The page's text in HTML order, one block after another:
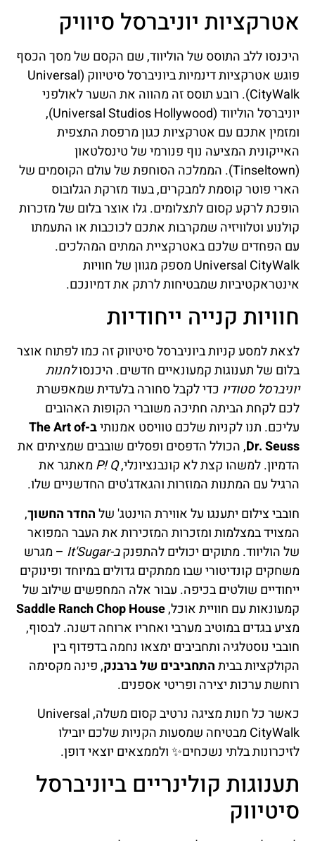
אטרקציות יוניברסל סיוויק
היכנסו ללב התוסס של הוליווד, שם הקסם של מסך הכסף
פוגש אטרקציות דינמיות ביוניברסל סיטיווק (Universal
CityWalk). רובע תוסס זה מהווה את השער לאולפני
יוניברסל הוליווד (Universal Studios Hollywood),
ומזמין אתכם עם אטרקציות כגון מרפסת התצפית
האייקונית המציעה נוף פנורמי של טינסלטאון
(Tinseltown). הממלכה הסוחפת של עולם הקוסמים של
הארי פוטר קוסמת למבקרים, בעוד מזרקת הגלובוס
הופכת לרקע קסום לתצלומים. גלו אוצר בלום של מזכרות
קולנוע וטלוויזיה שמקרבות אתכם לכוכבות או התעמתו
עם הפחדים שלכם באטרקציית המתים המהלכים.
Universal CityWalk מספק מגוון של חוויות
אינטראקטיביות שמבטיחות לרתק את דמיונכם.
חוויות קנייה ייחודיות
לצאת למסע קניות ביוניברסל סיטיווק זה כמו לפתוח אוצר
בלום של תענוגות קמעונאיים חדשים. היכנסולחנות
יוניברסל סטודיו כדי לקבל סחורה בלעדית שמאפשרת
לכם לקחת הביתה חתיכה משוברי הקופות האהובים
עליכם. תנו לקניות שלכם טוויסט אמנותי
ב-The Art of
Dr. Seuss, הכולל הדפסים ופסלים שובבים שמציתים את
הדמיון. למשהו קצת לא קונבנציונלי,P! Q מאתגר את
הרגיל עם המתנות המוזרות והגאדג'טים החדשניים שלו.
חובבי צילום יתענגו על אווירת הוינטג' שלהחדר החשוך,
המצויד במצלמות ומזכרות המזכירות את העבר המפואר
של הוליווד. מתוקים יכולים להתפנקב-It'Sugar
– מגרש
משחקים קונדיטורי שבו ממתקים גדולים במיוחד ופינוקים
ייחודיים שולטים בכיפה. עבור אלה המחפשים שילוב של
קמעונאות עם חוויית אוכל,Saddle Ranch Chop House
מציע בגדים במוטיב מערבי ואחריו ארוחה דשנה. לבסוף,
חובבי נוסטלגיה ותחביבים ימצאו נחמה בדפדוף בין
הקולקציות בביתהתחביבים של ברבנק, פינה מקסימה
רוחשת ערכות יצירה ופריטי אספנים.
כאשר כל חנות מציגה נרטיב קסום משלה, Universal
CityWalk מבטיחה שמסעות הקניות שלכם יובילו
לזיכרונות בלתי נשכחים✨ ולממצאים יוצאי דופן.
תענוגות קולינריים ביוניברסל
סיטיווק